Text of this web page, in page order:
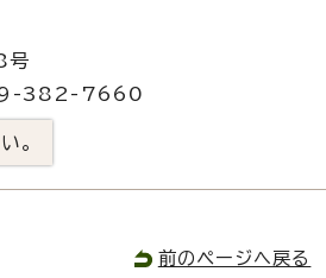
号
382-7660
。
前のページへ戻る